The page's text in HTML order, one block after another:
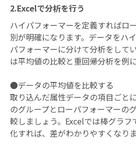
2.Excelで分析を行う
ハイパフォーマーを定義すればロ
別が明確になります。データをハ
パフォーマーに分けて分析をして
は平均値の比較と重回帰分析を例に
●データの平均値を比較する
取り込んだ属性データの項目ごと
のグループとローパフォーマーの
較しましょう。Excelでは棒グラフ
化すれば、差がわかりやすくなりま